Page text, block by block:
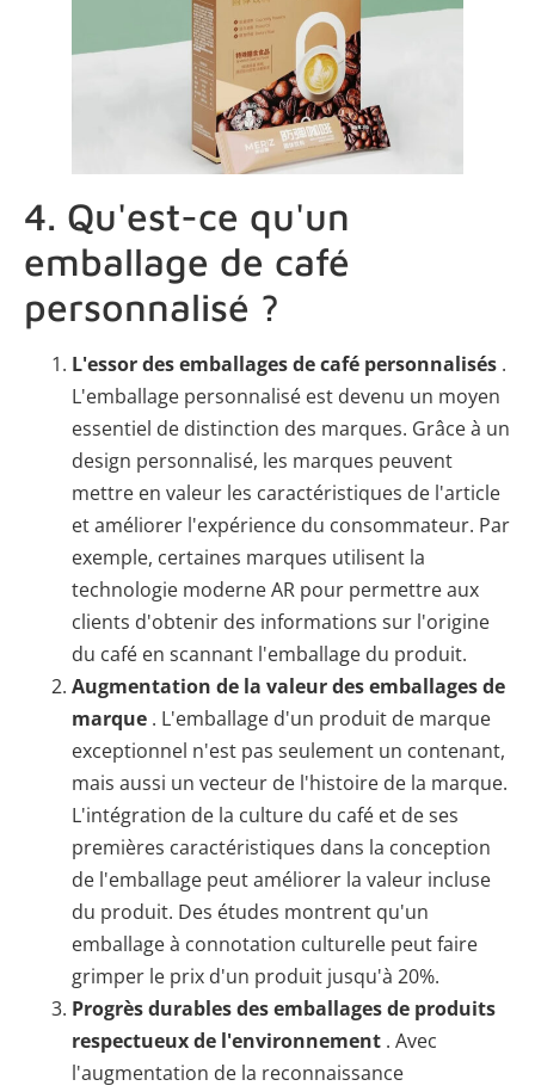
4. Qu'est-ce qu'un
emballage de café
personnalisé ?
L'essor des emballages de café personnalisés .
L'emballage personnalisé est devenu un moyen
essentiel de distinction des marques. Grâce à un
design personnalisé, les marques peuvent
mettre en valeur les caractéristiques de l'article
et améliorer l'expérience du consommateur. Par
exemple, certaines marques utilisent la
technologie moderne AR pour permettre aux
clients d'obtenir des informations sur l'origine
du café en scannant l'emballage du produit.
Augmentation de la valeur des emballages de
marque . L'emballage d'un produit de marque
exceptionnel n'est pas seulement un contenant,
mais aussi un vecteur de l'histoire de la marque.
L'intégration de la culture du café et de ses
premières caractéristiques dans la conception
de l'emballage peut améliorer la valeur incluse
du produit. Des études montrent qu'un
emballage à connotation culturelle peut faire
grimper le prix d'un produit jusqu'à 20%.
Progrès durables des emballages de produits
respectueux de l'environnement . Avec
l'augmentation de la reconnaissance